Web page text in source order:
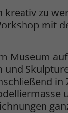
kreativ zu
mit
Museum
und
in